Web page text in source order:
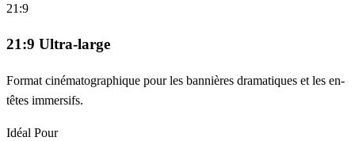
21:9
21:9 Ultra-large
Format cinématographique pour les bannières dramatiques et les en-
têtes immersifs.
Idéal Pour